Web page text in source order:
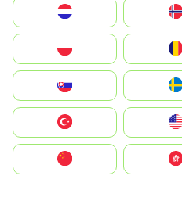
United States
中國香港特別行政區